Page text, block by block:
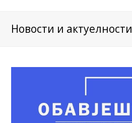
Новости и актуелности